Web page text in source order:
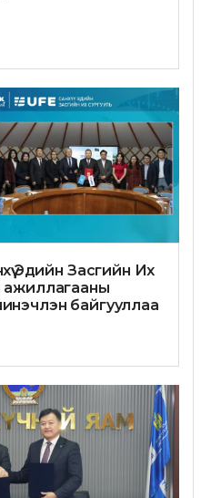
Эдийн Засгийн Их
ажиллагааны
байгууллаа